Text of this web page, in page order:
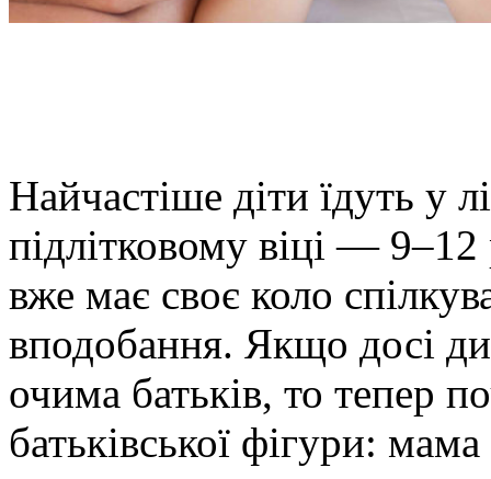
Найчастіше діти їдуть у
підлітковому віці —
вже має своє коло
вподобання. Якщо досі
очима батьків, то тепер
батьківської фігури: